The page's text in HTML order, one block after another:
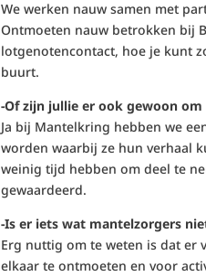
We werken nauw samen met
Ontmoeten nauw betrokken bij
lotgenotencontact, hoe je kunt
buurt.
-Of zijn jullie er ook gewoon
Ja bij Mantelkring hebben we
worden waarbij ze hun verhaal
weinig tijd hebben om deel te
gewaardeerd.
-Is er iets wat mantelzorgers
Erg nuttig om te weten is dat er
elkaar te ontmoeten en voor